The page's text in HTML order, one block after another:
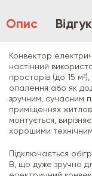
Опис
Конвектор
настінний
просторів (до 15
опалення або як
зручним, сучасним
приміщеннях
монтується,
хорошими
Підключається
В, що дуже зручно